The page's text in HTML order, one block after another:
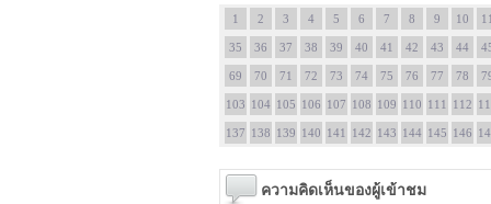
1 2 3 4 5 6 7 8 9 10
35 36 37 38 39 40 41 42 43 44
69 70 71 72 73 74 75 76 77 78
103 104 105 106 107 108 109 110 111 112
137 138 139 140 141 142 143 144 145 146
ความคิดเห็นของผู้เข้าชม